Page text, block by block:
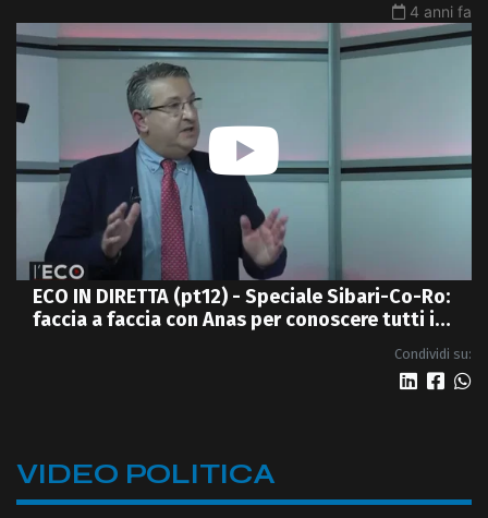
4 anni fa
ECO IN DIRETTA (pt12) - Speciale Sibari-Co-Ro:
faccia a faccia con Anas per conoscere tutti i
Condividi su:
VIDEO POLITICA